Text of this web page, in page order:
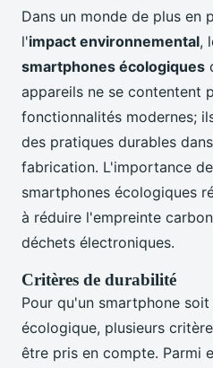
Dans un monde de plus en
l'impact environnemental,
smartphones écologiques
appareils ne se contentent
fonctionnalités modernes;
des pratiques durables
fabrication. L'importance
smartphones écologiques
à réduire l'empreinte
déchets électroniques.
Critères de durabilité
Pour qu'un smartphone
écologique, plusieurs
être pris en compte. Parmi